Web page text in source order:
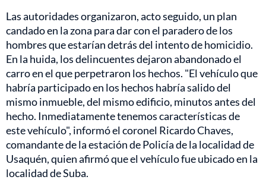
Las autoridades organizaron, acto seguido, un plan
candado en la zona para dar con el paradero de los
hombres que estarían detrás del intento de homicidio.
En la huida, los delincuentes dejaron abandonado el
carro en el que perpetraron los hechos. "El vehículo que
habría participado en los hechos habría salido del
mismo inmueble, del mismo edificio, minutos antes del
hecho. Inmediatamente tenemos características de
este vehículo", informó el coronel Ricardo Chaves,
comandante de la estación de Policía de la localidad de
Usaquén, quien afirmó que el vehículo fue ubicado en la
localidad de Suba.